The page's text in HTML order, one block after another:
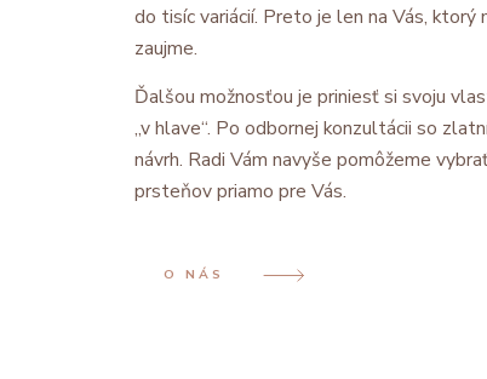
do tisíc variácií. Preto je len na Vás, ktorý
zaujme.
Ďalšou možnosťou je priniesť si svoju
„v hlave“. Po odbornej konzultácii so
návrh. Radi Vám navyše pomôžeme
prsteňov priamo pre Vás.
O NÁS